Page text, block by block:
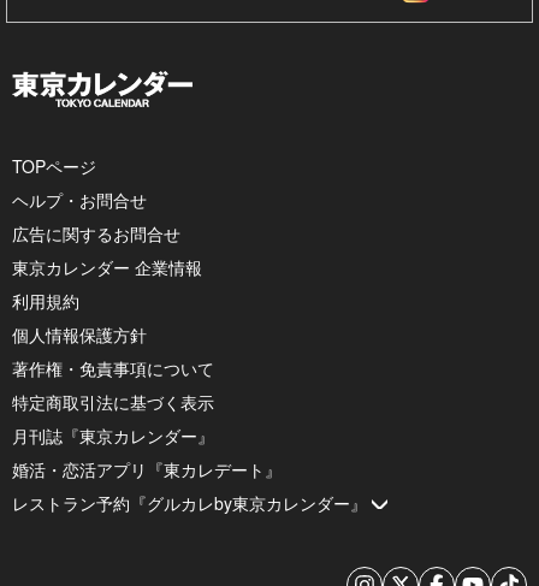
TOPページ
ヘルプ・お問合せ
広告に関するお問合せ
東京カレンダー 企業情報
利用規約
個人情報保護方針
著作権・免責事項について
特定商取引法に基づく表示
月刊誌『東京カレンダー』
婚活・恋活アプリ『東カレデート』
レストラン予約『グルカレby東京カレンダー』